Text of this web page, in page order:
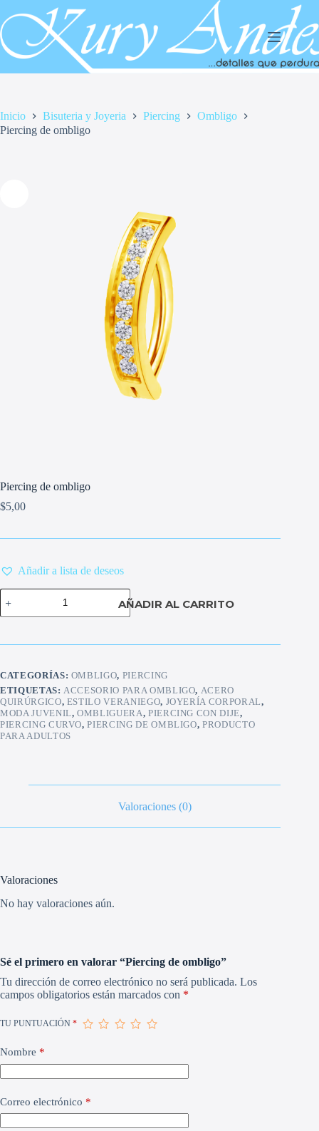
al
contenido
Inicio Bisuteria y Joyeria Piercing
Ombligo
Piercing de ombligo
Piercing de ombligo
$5,00
Añadir a lista de deseos
Piercing
de
ombligo
AÑADIR AL CARRITO
CATEGORÍAS: OMBLIGO, PIERCING
ETIQUETAS: ACCESORIO PARA OMBLIGO, ACERO
QUIRÚRGICO, ESTILO VERANIEGO, JOYERÍA CORPORAL,
MODA JUVENIL,OMBLIGUERA, PIERCING CON DIJE,
PIERCING CURVO,PIERCING DE OMBLIGO,PRODUCTO
PARA ADULTOS
Valoraciones (0)
Valoraciones
No hay valoraciones aún.
Sé el primero en valorar “Piercing de ombligo”
Tu dirección de correo electrónico no será publicada. Los
campos obligatorios están marcados con *
TU PUNTUACIÓN *
Nombre *
Correo electrónico *